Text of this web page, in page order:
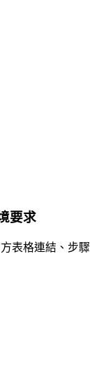
要求
表格連結、步驟